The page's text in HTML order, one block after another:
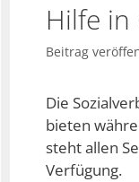
Hilfe
Die
bieten
steht allen
Verfügung.